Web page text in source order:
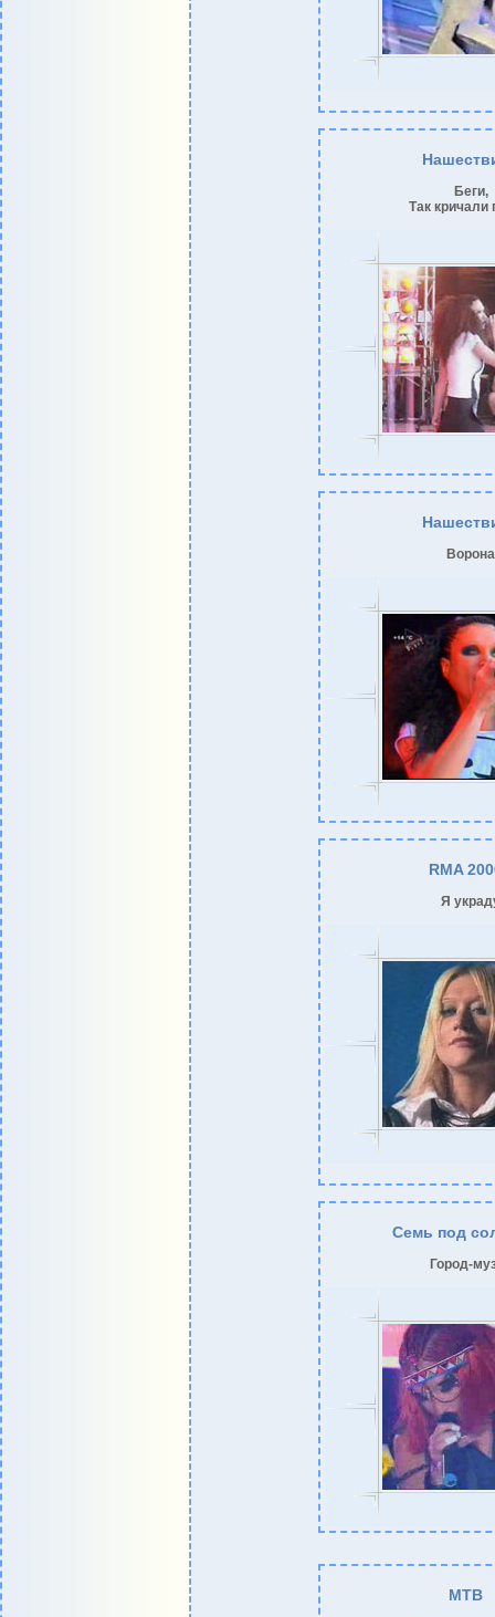
Беги,
Так кричали
Ворона
RMA
Я
Семь под
Город-
МТВ